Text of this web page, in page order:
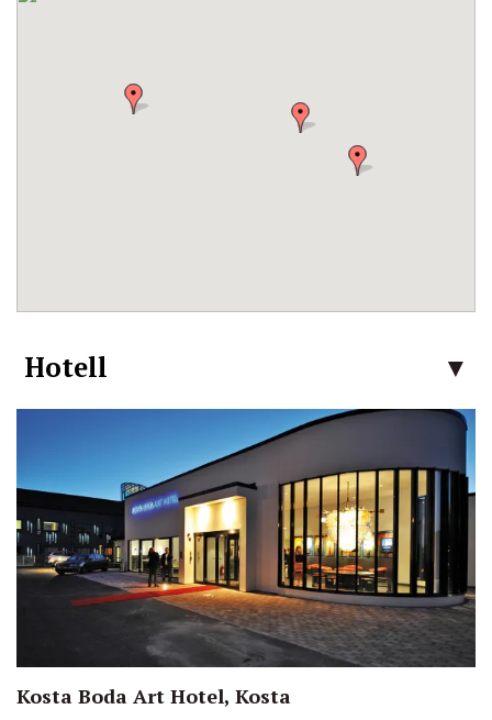
Hotell
Kosta Boda Art Hotel, Kosta